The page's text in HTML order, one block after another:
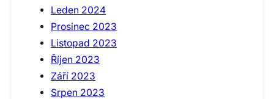
Leden 2024
Prosinec 2023
Listopad 2023
Říjen 2023
Září 2023
Srpen 2023